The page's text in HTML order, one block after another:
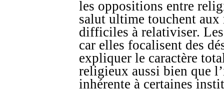
les oppositions entre
salut ultime touchent
difficiles à relativiser.
car elles focalisent des
expliquer le caractère
religieux aussi bien que
inhérente à certaines